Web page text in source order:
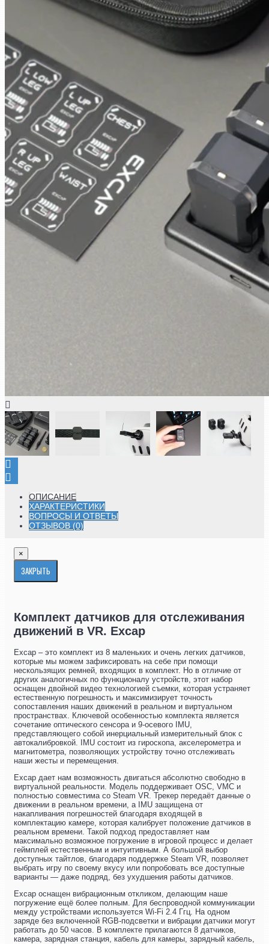
ОПИСАНИЕ
ХАРАКТЕРИСТИКИ
ВОПРОСЫ И ОТВЕТЫ
ОТЗЫВОВ (0)
×
ЗАКРЫТЬ
Комплект датчиков для отслеживания
движений в VR. Excap
Excap – это комплект из 8 маленьких и очень легких датчиков,
которые мы можем зафиксировать на себе при помощи
нескользящих ремней, входящих в комплект. Но в отличие от
других аналогичных по функционалу устройств, этот набор
оснащен двойной видео технологией съемки, которая устраняет
естественную погрешность и максимизирует точность
сопоставления наших движений в реальном и виртуальном
пространствах. Ключевой особенностью комплекта является
сочетание оптического сенсора и 9-осевого IMU,
представляющего собой инерциальный измерительный блок с
автокалибровкой. IMU состоит из гироскопа, акселерометра и
магнитометра, позволяющих устройству точно отслеживать
наши жесты и перемещения.
Excap дает нам возможность двигаться абсолютно свободно в
виртуальной реальности. Модель поддерживает OSC, VMC и
полностью совместима со Steam VR. Трекер передаёт данные о
движении в реальном времени, а IMU защищена от
накапливания погрешностей благодаря входящей в
комплектацию камере, которая калибрует положение датчиков в
реальном времени. Такой подход предоставляет нам
максимально возможное погружение в игровой процесс и делает
геймплей естественным и интуитивным. А большой выбор
доступных тайтлов, благодаря поддержке Steam VR, позволяет
выбрать игру по своему вкусу или попробовать все доступные
варианты — даже подряд, без ухудшения работы датчиков.
Excap оснащен вибрационным откликом, делающим наше
погружение ещё более полным. Для беспроводной коммуникации
между устройствами используется Wi-Fi 2.4 Ггц. На одном
заряде без включенной RGB-подсветки и вибрации датчики могут
работать до 50 часов. В комплекте прилагаются 8 датчиков,
камера, зарядная станция, кабель для камеры, зарядный кабель,